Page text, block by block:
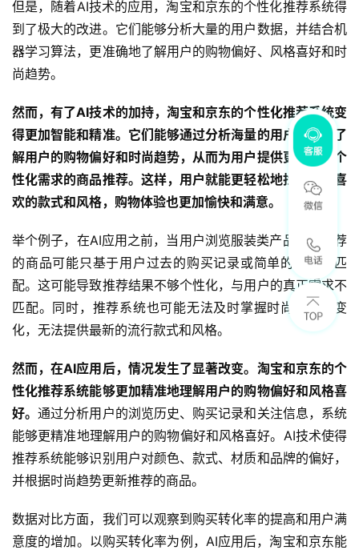
但是，随着AI技术的应用，淘宝和京东的个性化推荐系统得
到了极大的改进。它们能够分析大量的用户数据，并结合机
器学习算法，更准确地了解用户的购物偏好、风格喜好和时
尚趋势。
然而，有了AI技术的加持，淘宝和京东的个性化推荐系统变
得更加智能和精准。它们能够通过分析海量的用户数据，了
解用户的购物偏好和时尚趋势，从而为用户提供更符合其个
性化需求的商品推荐。这样，用户就能更轻松地找到自己喜
欢的款式和风格，购物体验也更加愉快和满意。
举个例子，在AI应用之前，当用户浏览服装类产品时，推荐
的商品可能只基于用户过去的购买记录或简单的关键词匹
配。这可能导致推荐结果不够个性化，与用户的真正需求不
匹配。同时，推荐系统也可能无法及时掌握时尚潮流的变
化，无法提供最新的流行款式和风格。
然而，在AI应用后，情况发生了显著改变。淘宝和京东的个
性化推荐系统能够更加精准地理解用户的购物偏好和风格喜
好。通过分析用户的浏览历史、购买记录和关注信息，系统
能够更精准地理解用户的购物偏好和风格喜好。AI技术使得
推荐系统能够识别用户对颜色、款式、材质和品牌的偏好，
并根据时尚趋势更新推荐的商品。
数据对比方面，我们可以观察到购买转化率的提高和用户满
意度的增加。以购买转化率为例，AI应用后，淘宝和京东能